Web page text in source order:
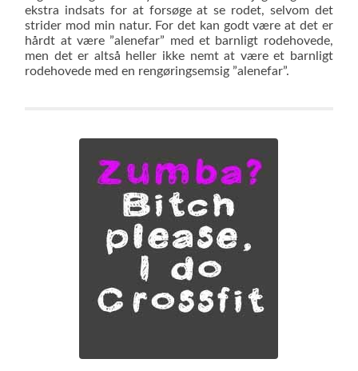
ekstra indsats for at forsøge at se rodet, selvom det
strider mod min natur. For det kan godt være at det er
hårdt at være ”alenefar” med et barnligt rodeho­vede,
men det er altså heller ikke nemt at være et barnligt
rodehovede med en rengøringsemsig ”alenefar”.